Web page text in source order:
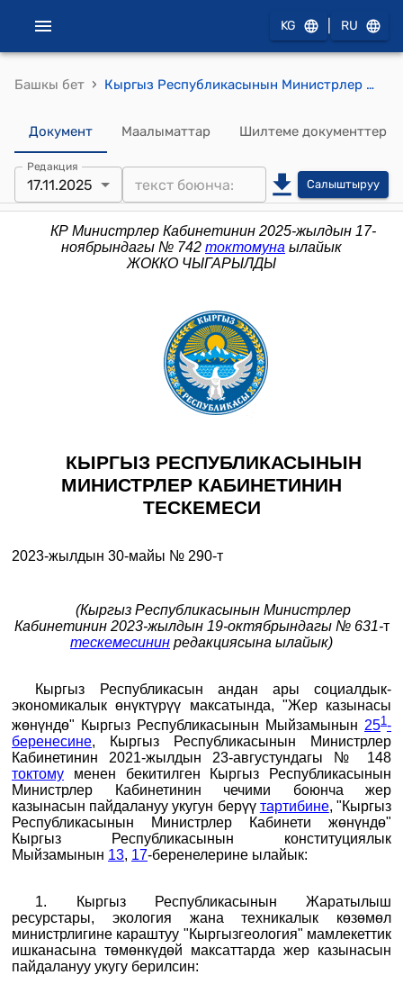
KG RU
Башкы бет › Кыргыз Республикасынын Министрлер Кабинетинин 2023-жылдын 30-майындагы № 290-т (Жер казынасын пайдалануу укугун берүү тууралуу) тескемеси
Документ Маалыматтар Шилтеме документтер
Редакция
17.11.2025 Салыштыруу